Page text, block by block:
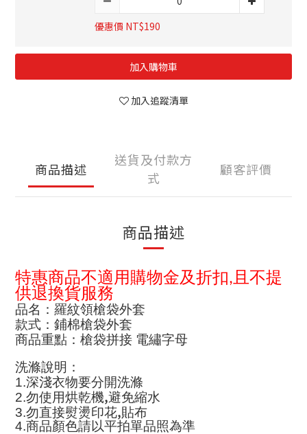
優惠價 NT$190
加入購物車
加入追蹤清單
商品描述
送貨及付款方
式
顧客評價
商品描述
特惠商品不適用購物金及折扣,且不提
供退換貨服務
品名：羅紋領槍袋外套
款式：鋪棉槍袋外套
商品重點：槍袋拼接 電繡字母
洗滌說明 ：
1.深淺衣物要分開洗滌
2.勿使用烘乾機,避免縮水
3.勿直接熨燙印花,貼布
4.商品顏色請以平拍單品照為準